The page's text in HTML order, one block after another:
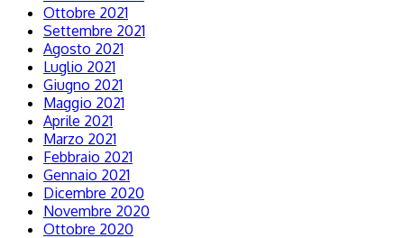
Ottobre 2021
Settembre 2021
Agosto 2021
Luglio 2021
Giugno 2021
Maggio 2021
Aprile 2021
Marzo 2021
Febbraio 2021
Gennaio 2021
Dicembre 2020
Novembre 2020
Ottobre 2020